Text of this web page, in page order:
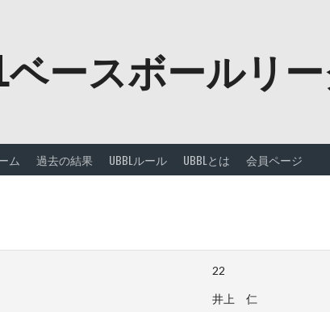
ベースボールリー
ム 過去の結果 UBBLルール UBBLとは 会員ページ
22
井上 仁